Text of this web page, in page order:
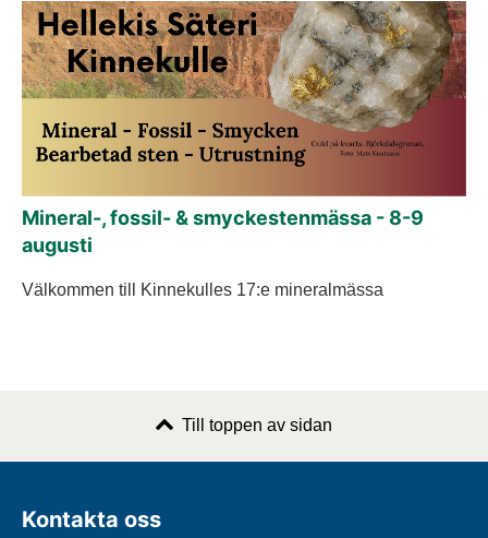
Mineral-, fossil- & smyckestenmässa - 8-9
augusti
Välkommen till Kinnekulles 17:e mineralmässa
Till toppen av sidan
Kontakta oss